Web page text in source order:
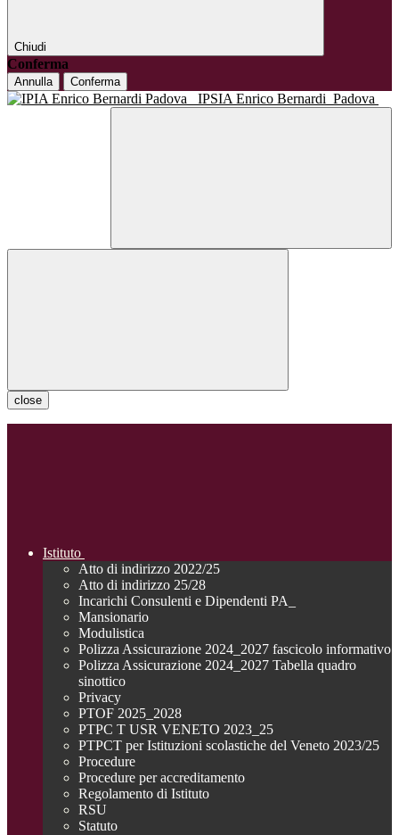
Chiudi
Conferma
Annulla Conferma
IPSIA Enrico Bernardi Padova
close
Istituto
Atto di indirizzo 2022/25
Atto di indirizzo 25/28
Incarichi Consulenti e Dipendenti PA_
Mansionario
Modulistica
Polizza Assicurazione 2024_2027 fascicolo informativo
Polizza Assicurazione 2024_2027 Tabella quadro
sinottico
Privacy
PTOF 2025_2028
PTPC T USR VENETO 2023_25
PTPCT per Istituzioni scolastiche del Veneto 2023/25
Procedure
Procedure per accreditamento
Regolamento di Istituto
RSU
Statuto